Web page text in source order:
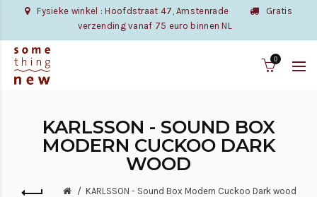
Fysieke winkel : Hoofdstraat 47, Amstenrade
Gratis
verzending vanaf 75 euro binnen NL
0
KARLSSON - SOUND BOX
MODERN CUCKOO DARK
WOOD
KARLSSON - Sound Box Modern Cuckoo Dark wood